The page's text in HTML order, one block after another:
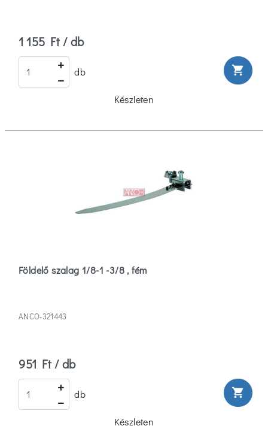
1 155 Ft / db
db shopping_cart
Készleten
Földelő szalag 1/8-1 -3/8 , fém
ANCO-321443
951 Ft / db
db shopping_cart
Készleten